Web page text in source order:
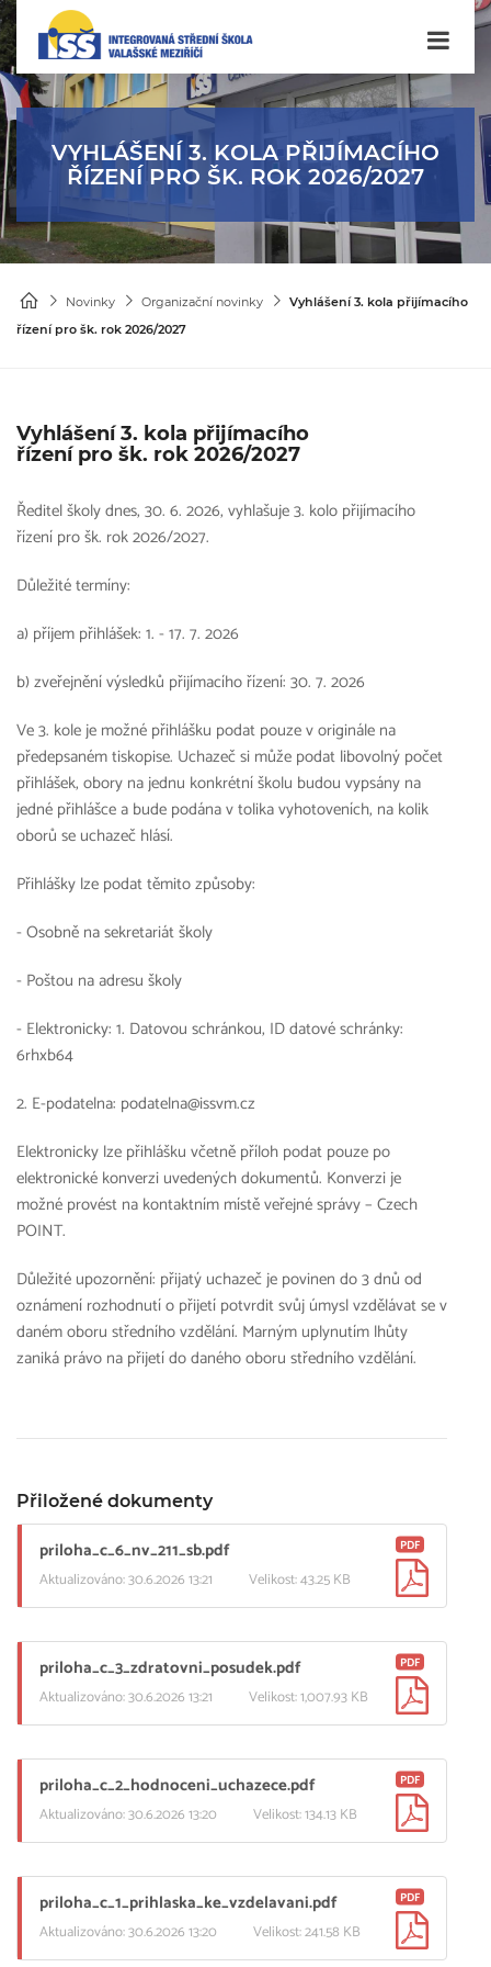
VYHLÁŠENÍ 3. KOLA PŘIJÍMACÍHO
ŘÍZENÍ PRO ŠK. ROK 2026/2027
Novinky Organizační novinky
Vyhlášení 3. kola přijímacího
řízení pro šk. rok 2026/2027
Vyhlášení 3. kola přijímacího
řízení pro šk. rok 2026/2027
Ředitel školy dnes, 30. 6. 2026, vyhlašuje 3. kolo přijímacího
řízení pro šk. rok 2026/2027.
Důležité termíny:
a) příjem přihlášek: 1. - 17. 7. 2026
b) zveřejnění výsledků přijímacího řízení: 30. 7. 2026
Ve 3. kole je možné přihlášku podat pouze v originále na
předepsaném tiskopise. Uchazeč si může podat libovolný počet
přihlášek, obory na jednu konkrétní školu budou vypsány na
jedné přihlášce a bude podána v tolika vyhotoveních, na kolik
oborů se uchazeč hlásí.
Přihlášky lze podat těmito způsoby:
- Osobně na sekretariát školy
- Poštou na adresu školy
- Elektronicky: 1. Datovou schránkou, ID datové schránky:
6rhxb64
2. E-podatelna: podatelna@issvm.cz
Elektronicky lze přihlášku včetně příloh podat pouze po
elektronické konverzi uvedených dokumentů. Konverzi je
možné provést na kontaktním místě veřejné správy – Czech
POINT.
Důležité upozornění: přijatý uchazeč je povinen do 3 dnů od
oznámení rozhodnutí o přijetí potvrdit svůj úmysl vzdělávat se v
daném oboru středního vzdělání. Marným uplynutím lhůty
zaniká právo na přijetí do daného oboru středního vzdělání.
Přiložené dokumenty
priloha_c_6_nv_211_sb.pdf
Aktualizováno: 30.6.2026 13:21 Velikost: 43.25 KB
PDF
priloha_c_3_zdratovni_posudek.pdf
Aktualizováno: 30.6.2026 13:21 Velikost: 1,007.93 KB
PDF
priloha_c_2_hodnoceni_uchazece.pdf
Aktualizováno: 30.6.2026 13:20 Velikost: 134.13 KB
PDF
priloha_c_1_prihlaska_ke_vzdelavani.pdf
Aktualizováno: 30.6.2026 13:20 Velikost: 241.58 KB
PDF